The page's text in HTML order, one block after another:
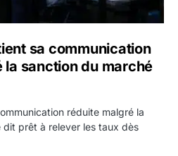
sa communication
la sanction du marché
réduite malgré la
dit prêt à relever les taux dès